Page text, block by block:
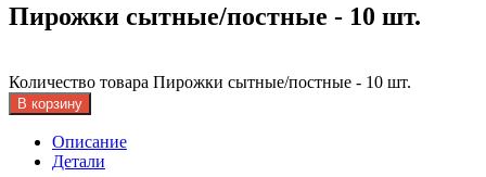
Пирожки сытные/постные - 10 шт.
Количество товара Пирожки сытные/постные - 10 шт.
В корзину
Описание
Детали